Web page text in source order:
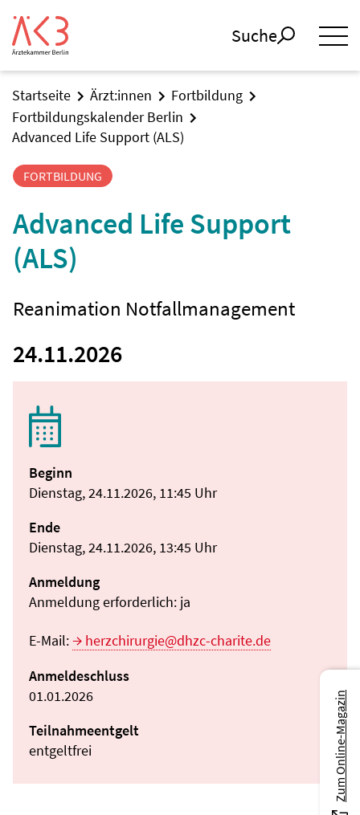
Suche
Startseite Ärzt:innen
Fortbildung
Fortbildungskalender Berlin
Advanced Life Support (ALS)
FORTBILDUNG
Advanced Life Support
(ALS)
Reanimation Notfallmanagement
24.11.2026
Beginn
Dienstag, 24.11.2026, 11:45 Uhr
Ende
Dienstag, 24.11.2026, 13:45 Uhr
Anmeldung
Anmeldung erforderlich: ja
E-Mail:
herzchirurgie@dhzc-charite.de
Anmeldeschluss
01.01.2026
Teilnahmeentgelt
entgeltfrei
Zum Online-Magazin